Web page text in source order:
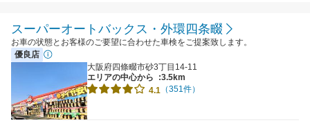
スーパーオートバックス・外環四条畷
お車の状態とお客様のご要望に合わせた車検をご提案致します。
優良店
大阪府四條畷市砂3丁目14-11
エリアの中心から
:3.5km
4.1 （351件）